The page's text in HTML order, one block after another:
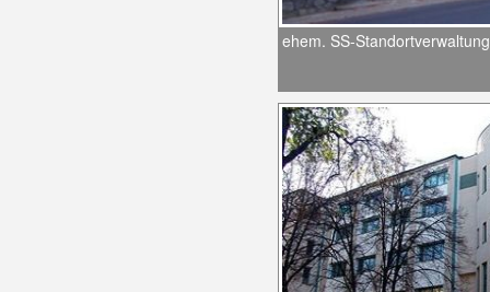
ehem. SS-Standortverwaltung